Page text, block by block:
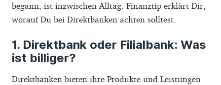
begann, ist inzwischen Alltag. Finanztip erklärt Dir,
worauf Du bei Direktbanken achten solltest.
Direktbank oder Filialbank: Was
ist billiger?
Direktbanken bieten ihre Produkte und Leistungen